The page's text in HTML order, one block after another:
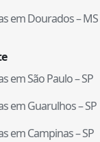
emDourados–MS
emSão Paulo–SP
emGuarulhos–SP
emCampinas–SP